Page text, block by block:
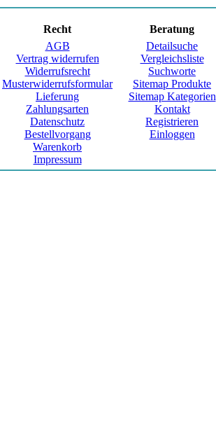
Recht
AGB
Vertrag widerrufen
Widerrufsrecht
Musterwiderrufsformular
Lieferung
Zahlungsarten
Datenschutz
Bestellvorgang
Warenkorb
Impressum
Beratung
Detailsuche
Vergleichsliste
Suchworte
Sitemap Produkte
Sitemap Kategorien
Kontakt
Registrieren
Einloggen